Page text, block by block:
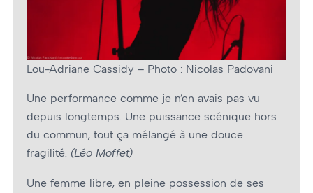
Lou-Adriane Cassidy – Photo : Nicolas Padovani
Une performance comme je n’en avais pas vu
depuis longtemps. Une puissance scénique hors
du commun, tout ça mélangé à une douce
fragilité. (Léo Moffet)
Une femme libre, en pleine possession de ses